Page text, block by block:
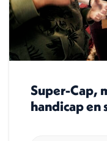
Super-Cap,
handicap en